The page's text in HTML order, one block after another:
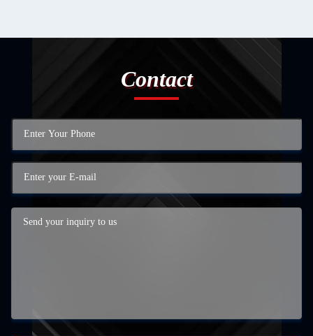
Contact